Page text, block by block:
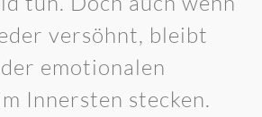
versöhnt, bleibt
emotionalen
Innersten stecken.